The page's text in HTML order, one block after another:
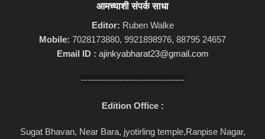
आमच्याशी संपर्क साधा
Editor: Ruben Walke
Mobile: 7028173880, 9921898976, 88795 24657
Email ID : ajinkyabharat23@gmail.com
-----------------------------------
Edition Office :
Sugat Bhavan, Near Bara, jyotirling temple,Ranpise Nagar,